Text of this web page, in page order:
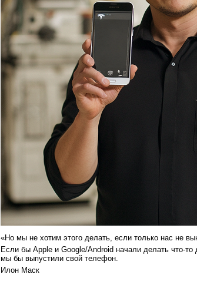
«Но мы не хотим этого делать, если только нас не
Если бы Apple и Google/Android начали делать что-
мы бы выпустили свой телефон.
Илон Маск